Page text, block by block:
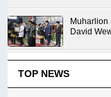
Muharlion
David
TOP NEWS